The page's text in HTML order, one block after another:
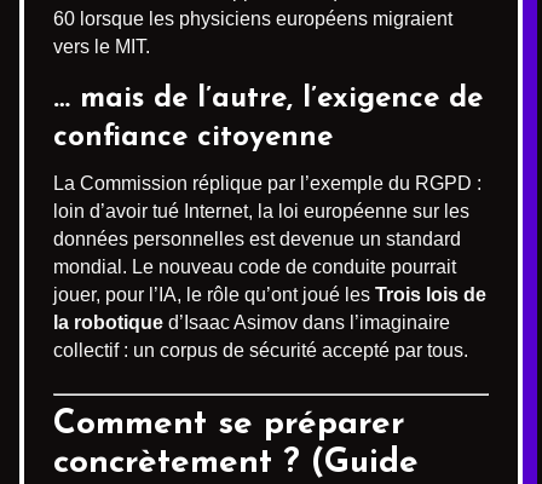
60 lorsque les physiciens européens migraient
vers le MIT.
… mais de l’autre, l’exigence de
confiance citoyenne
La Commission réplique par l’exemple du RGPD :
loin d’avoir tué Internet, la loi européenne sur les
données personnelles est devenue un standard
mondial. Le nouveau code de conduite pourrait
jouer, pour l’IA, le rôle qu’ont joué les Trois lois de
la robotique d’Isaac Asimov dans l’imaginaire
collectif : un corpus de sécurité accepté par tous.
Comment se préparer
concrètement ? (Guide